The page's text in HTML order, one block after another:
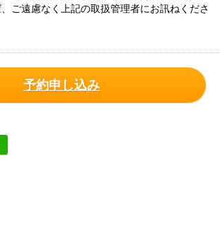
ご遠慮なく上記の取扱管理者にお訊ねくださ
予約申し込み